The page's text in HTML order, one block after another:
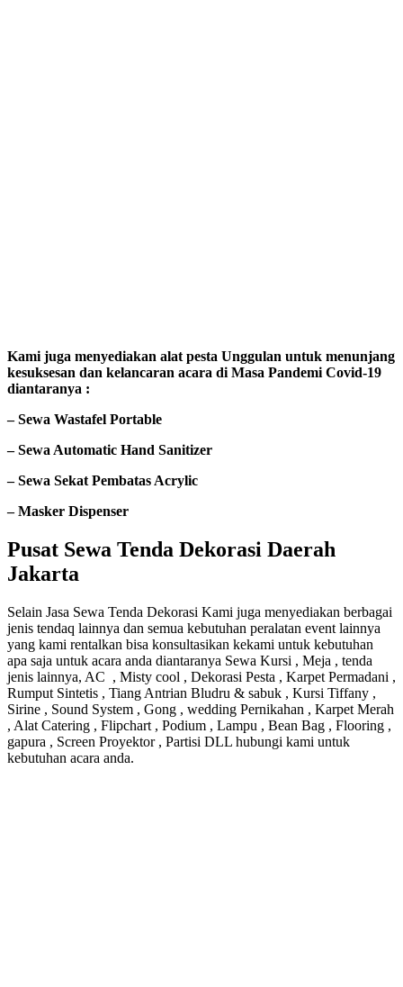
Kami juga menyediakan alat pesta Unggulan untuk menunjang
kesuksesan dan kelancaran acara di Masa Pandemi Covid-19
diantaranya :
– Sewa Wastafel Portable
– Sewa Automatic Hand Sanitizer
– Sewa Sekat Pembatas Acrylic
– Masker Dispenser
Pusat Sewa Tenda Dekorasi Daerah
Jakarta
Selain Jasa Sewa Tenda Dekorasi Kami juga menyediakan berbagai
jenis tendaq lainnya dan semua kebutuhan peralatan event lainnya
yang kami rentalkan bisa konsultasikan kekami untuk kebutuhan
apa saja untuk acara anda diantaranya Sewa Kursi , Meja , tenda
jenis lainnya, AC , Misty cool , Dekorasi Pesta , Karpet Permadani ,
Rumput Sintetis , Tiang Antrian Bludru & sabuk , Kursi Tiffany ,
Sirine , Sound System , Gong , wedding Pernikahan , Karpet Merah
, Alat Catering , Flipchart , Podium , Lampu , Bean Bag , Flooring ,
gapura , Screen Proyektor , Partisi DLL hubungi kami untuk
kebutuhan acara anda.